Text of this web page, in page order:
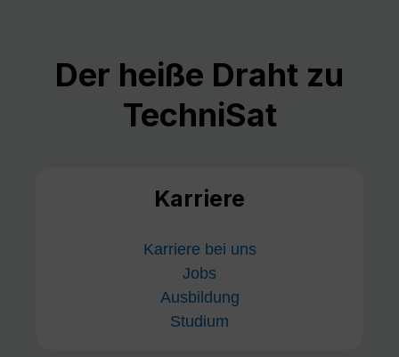
Der heiße Draht zu
TechniSat
Karriere
Karriere bei uns
Jobs
Ausbildung
Studium